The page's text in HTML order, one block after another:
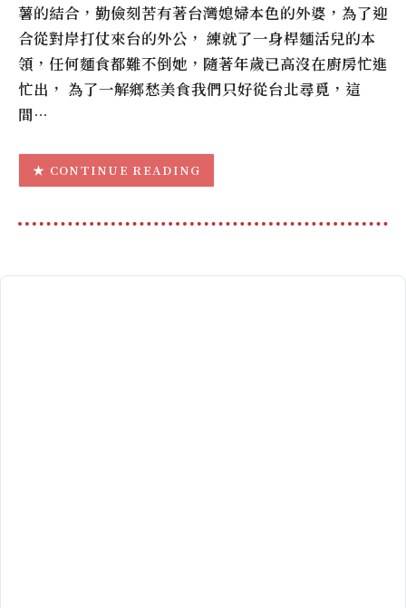
薯的結合，勤儉刻苦有著台灣媳婦本色的外婆，為了迎
合從對岸打仗來台的外公， 練就了一身桿麵活兒的本
領，任何麵食都難不倒她，隨著年歲已高沒在廚房忙進
忙出， 為了一解鄉愁美食我們只好從台北尋覓，這
間…
CONTINUE READING